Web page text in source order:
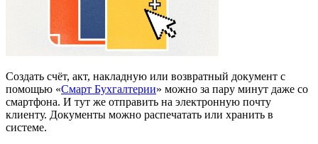
Создать счёт, акт, накладную или возвратный документ с
помощью «Смарт Бухгалтерии» можно за пару минут даже со
смартфона. И тут же отправить на электронную почту
клиенту. Документы можно распечатать или хранить в
системе.